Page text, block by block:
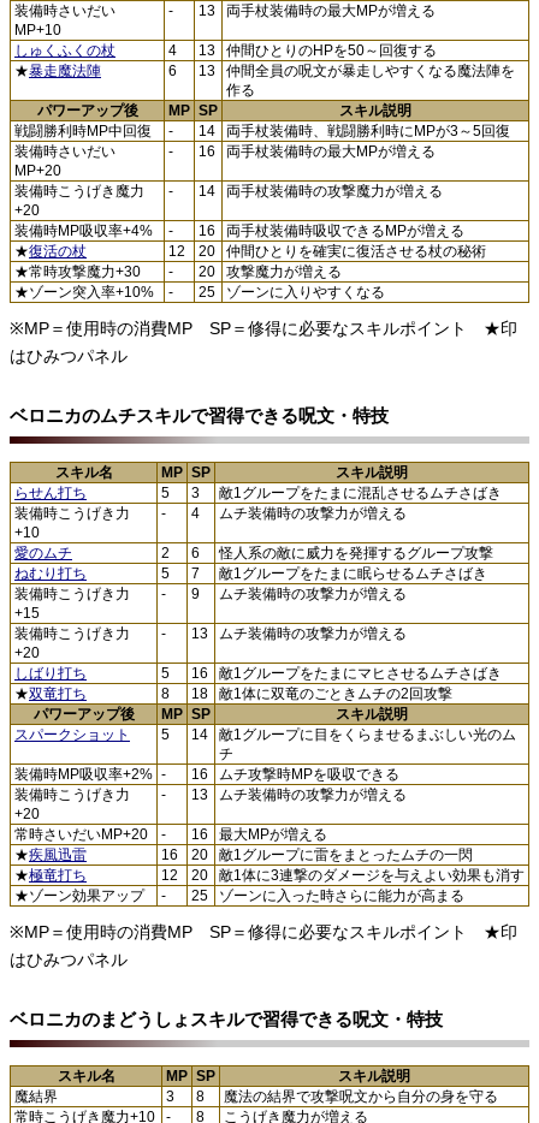
装備時さいだい
MP+10
- 13 両手杖装備時の最大MPが増える
しゅくふくの杖 4 13
仲間ひとりのHPを50～回復する
★暴走魔法陣 6 13
仲間全員の呪文が暴走しやすくなる魔法陣を
作る
パワーアップ後
MP SP
スキル説明
戦闘勝利時MP中回復
- 14
両手杖装備時、戦闘勝利時にMPが3～5回復
装備時さいだい
MP+20
- 16 両手杖装備時の最大MPが増える
装備時こうげき魔力
+20
- 14 両手杖装備時の攻撃魔力が増える
装備時MP吸収率+4% - 16
両手杖装備時吸収できるMPが増える
★復活の杖 12 20
仲間ひとりを確実に復活させる杖の秘術
★常時攻撃魔力+30
- 20
攻撃魔力が増える
★ゾーン突入率+10%
- 25 ゾーンに入りやすくなる
※MP＝使用時の消費MP SP＝修得に必要なスキルポイント ★印
はひみつパネル
ベロニカのムチスキルで習得できる呪文・特技
スキル名 MP SP
スキル説明
らせん打ち
5 3
敵1グループをたまに混乱させるムチさばき
装備時こうげき力
+10
- 4 ムチ装備時の攻撃力が増える
愛のムチ 2 6
怪人系の敵に威力を発揮するグループ攻撃
ねむり打ち
5 7
敵1グループをたまに眠らせるムチさばき
装備時こうげき力
+15
- 9 ムチ装備時の攻撃力が増える
装備時こうげき力
+20
- 13 ムチ装備時の攻撃力が増える
しばり打ち 5 16
敵1グループをたまにマヒさせるムチさばき
★双竜打ち 8 18
敵1体に双竜のごときムチの2回攻撃
パワーアップ後
MP SP
スキル説明
スパークショット
5 14
敵1グループに目をくらませるまぶしい光のム
チ
装備時MP吸収率+2% - 16
ムチ攻撃時MPを吸収できる
装備時こうげき力
+20
- 13 ムチ装備時の攻撃力が増える
常時さいだいMP+20 - 16
最大MPが増える
★疾風迅雷 16 20
敵1グループに雷をまとったムチの一閃
★極竜打ち 12 20
敵1体に3連撃のダメージを与えよい効果も消す
★ゾーン効果アップ
- 25 ゾーンに入った時さらに能力が高まる
※MP＝使用時の消費MP SP＝修得に必要なスキルポイント ★印
はひみつパネル
ベロニカのまどうしょスキルで習得できる呪文・特技
スキル名 MP SP
スキル説明
魔結界
3 8
魔法の結界で攻撃呪文から自分の身を守る
常時こうげき魔力+10
- 8 こうげき魔力が増える